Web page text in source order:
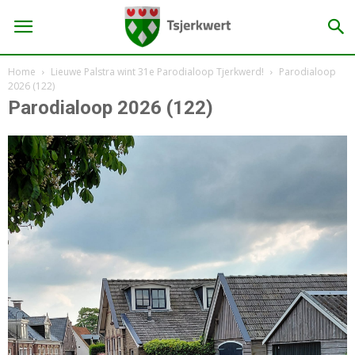
Home Lieuwe Palstra wint 31e Parodialoop Tjerkwerd!
Parodialoop
2026 (122)
Parodialoop 2026 (122)